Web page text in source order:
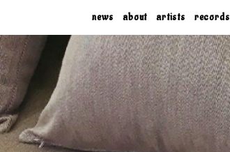
news about artists records